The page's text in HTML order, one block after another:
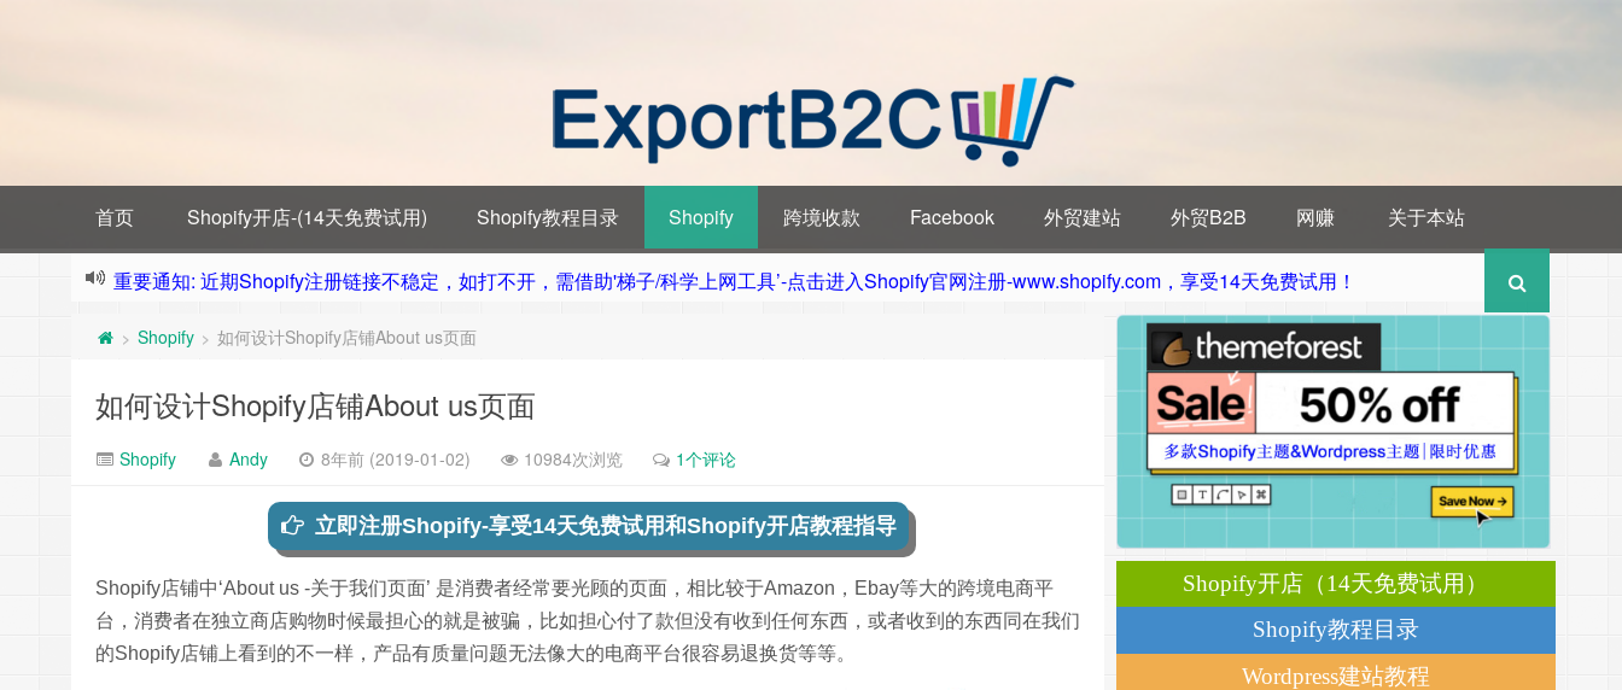
首页 Shopify开店-(14天免费试用) Shopify教程目录 Shopify 跨境收款 Facebook 外贸建站 外贸B2B 网赚 关于本站
重要通知: 近期Shopify注册链接不稳定，如打不开，需借助'梯子/科学上网工具’-点击进入Shopify官网注册-www.shopify.com，享受14天免费试用！
> Shopify > 如何设计Shopify店铺About us页面
如何设计Shopify店铺About us页面
Shopify Andy 8年前 (2019-01-02) 10984次浏览 1个评论
立即注册Shopify-享受14天免费试用和Shopify开店教程指导
Shopify店铺中‘About us -关于我们页面’ 是消费者经常要光顾的页面，相比较于Amazon，Ebay等大的跨境电商平
台，消费者在独立商店购物时候最担心的就是被骗，比如担心付了款但没有收到任何东西，或者收到的东西同在我们
的Shopify店铺上看到的不一样，产品有质量问题无法像大的电商平台很容易退换货等等。
Shopify开店（14天免费试用）
Shopify教程目录
Wordpress建站教程